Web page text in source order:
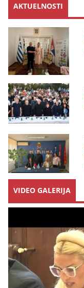
AKTUELNOSTI
VIDEO GALERIJA